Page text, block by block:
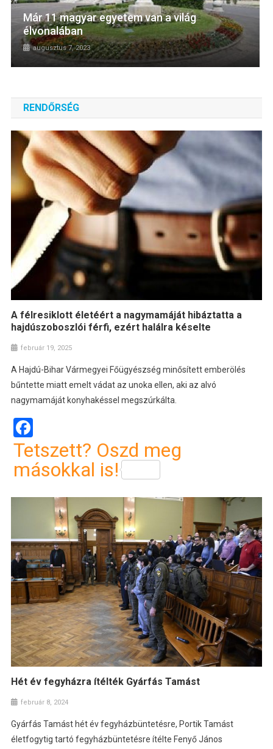
Már 11 magyar egyetem van a világ
élvonalában
augusztus 7, 2023
RENDŐRSÉG
A félresiklott életéért a nagymamáját hibáztatta a
hajdúszoboszlói férfi, ezért halálra késelte
február 19, 2025
A Hajdú-Bihar Vármegyei Főügyészség minősített emberölés
bűntette miatt emelt vádat az unoka ellen, aki az alvó
nagymamáját konyhakéssel megszúrkálta.
Tetszett? Oszd meg
másokkal is!
Hét év fegyházra ítélték Gyárfás Tamást
február 8, 2024
Gyárfás Tamást hét év fegyházbüntetésre, Portik Tamást
életfogytig tartó fegyházbüntetésre ítélte Fenyő János